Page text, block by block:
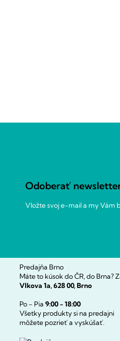
Odoberať
Vložte svoj e-mail a my Vám
Predajňa Brno
Máte to kúsok do ČR, do Brna?
Vlkova 1a, 628 00, Brno
Po - Pia 9:00 - 18:00
Všetky produkty si na predajni
môžete pozrieť a vyskúšať.